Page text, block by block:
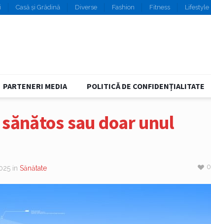
Casă și Grădină Diverse Fashion Fitness Lifestyle
PARTENERI MEDIA POLITICĂ DE CONFIDENȚIALITATE
sau doar unul
in Sănătate 0